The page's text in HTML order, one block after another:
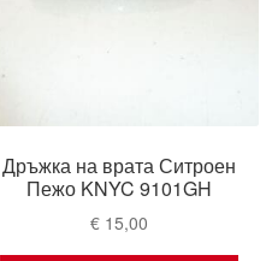
Дръжка на врата Ситроен
Пежо KNYC 9101GH
€ 15,00